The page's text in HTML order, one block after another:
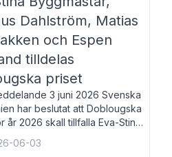
Dahlström, Matias
och Espen
tilldelas
priset
3 juni 2026 Svenska
har beslutat att Doblougska
år 2026 skall tillfalla Eva-Stina
Magnus Dahlström, Matias
samt Espen Stueland.
06-03